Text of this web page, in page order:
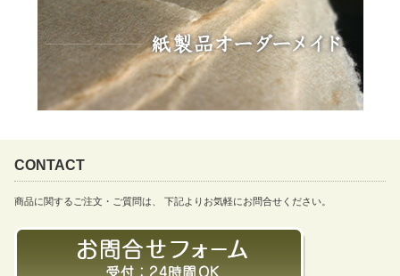
CONTACT
商品に関するご注文・ご質問は、 下記よりお気軽にお問合せください。